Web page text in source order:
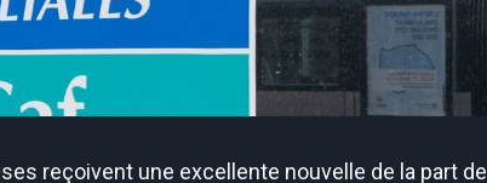
reçoivent une excellente nouvelle de la part de